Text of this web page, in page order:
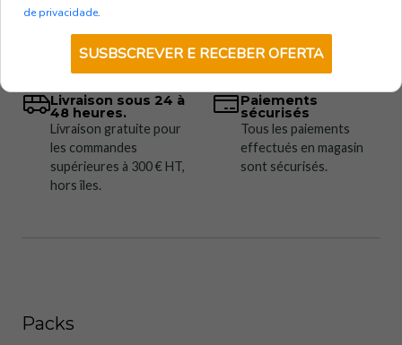
Livraison sous 24 à
48 heures.
Livraison gratuite pour
les commandes
supérieures à 300 € HT,
hors îles.
Paiements
sécurisés
Tous les paiements
effectués en magasin
sont sécurisés.
Packs
de privacidade.
SUSBSCREVER E RECEBER OFERTA